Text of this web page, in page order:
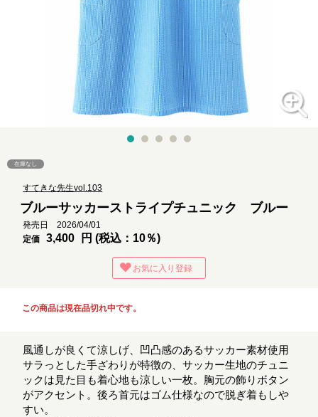
在庫なし
すてきな先生vol.103
ブルーサッカーストライプチュニック ブルー
発売日 2026/04/01
定価
3,400 円 (税込：10％)
お気に入り登録
この商品は現在品切れ中です。
風通しが良くて涼しげ、凹凸感のあるサッカー素材使用
サラっとした手ざわりが特徴の、サッカー生地のチュニ
ックは見た目も着心地も涼しい一枚。胸元の飾りボタン
がアクセント。後ろ首元はゴム仕様なので脱ぎ着もしや
すい。